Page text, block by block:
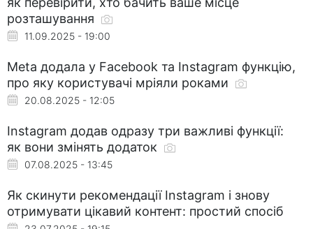
розташування
11.09.2025 - 19:00
Meta додала у Facebook та Instagram функцію,
про яку користувачі мріяли роками
20.08.2025 - 12:05
Instagram додав одразу три важливі функції:
як вони змінять додаток
07.08.2025 - 13:45
Як скинути рекомендації Instagram і знову
отримувати цікавий контент: простий спосіб